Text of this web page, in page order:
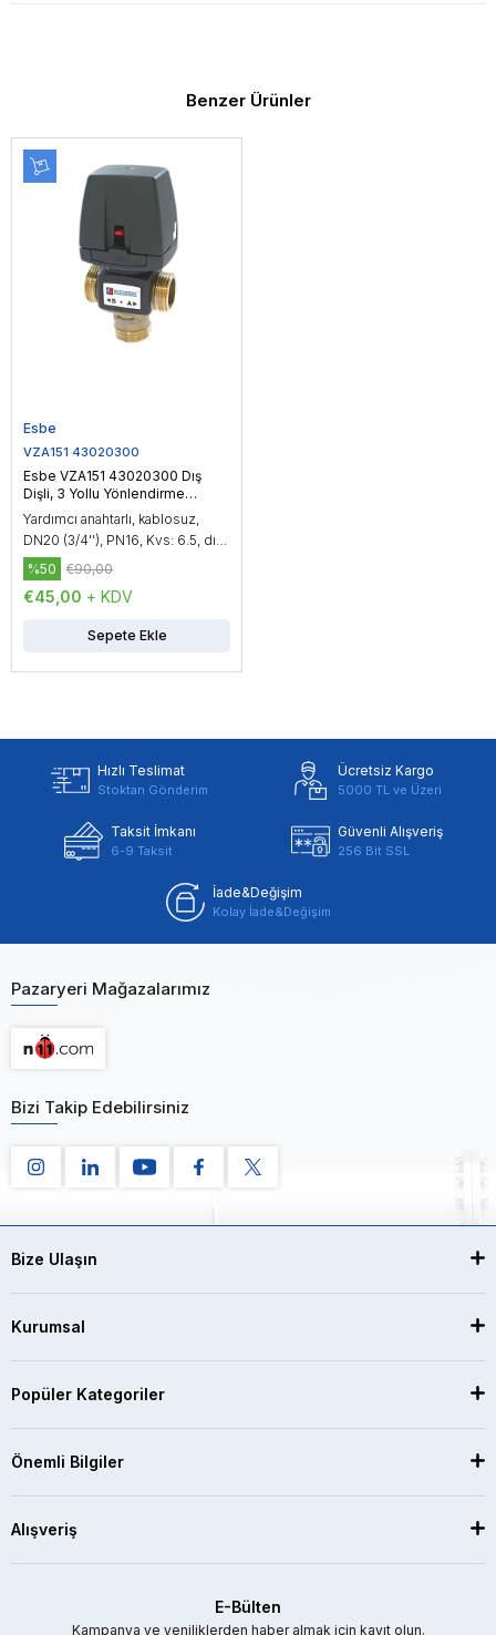
Benzer Ürünler
Esbe
VZA151 43020300
Esbe VZA151 43020300 Dış
Dişli, 3 Yollu Yönlendirme
Vanası, DN20 (3/4'')
Yardımcı anahtarlı, kablosuz,
DN20 (3/4''), PN16, Kvs: 6.5, dış
dişli, çalışma sıcaklığı: -20...150
°C, On/Off kontrol
€45,00 + KDV
%50 €90,00
Sepete Ekle
Hızlı Teslimat
Stoktan Gönderim
Ücretsiz Kargo
5000 TL ve Üzeri
Taksit İmkanı
6-9 Taksit
Güvenli Alışveriş
256 Bit SSL
İade&Değişim
Kolay İade&Değişim
Pazaryeri Mağazalarımız
Bizi Takip Edebilirsiniz
Bize Ulaşın
Kurumsal
Popüler Kategoriler
Önemli Bilgiler
Alışveriş
E-Bülten
Kampanya ve yeniliklerden haber almak için kayıt olun.